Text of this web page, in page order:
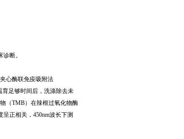
断。
心酶联免疫吸附法
育足够时间后，洗涤除去未
（TMB）在辣根过氧化物酶
正相关，450nm波长下测